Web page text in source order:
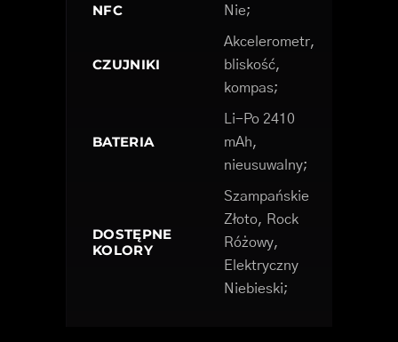
NFC Nie;
CZUJNIKI
Akcelerometr,
bliskość,
kompas;
BATERIA
Li-Po 2410
mAh,
nieusuwalny;
DOSTĘPNE
KOLORY
Szampańskie
Złoto, Rock
Różowy,
Elektryczny
Niebieski;